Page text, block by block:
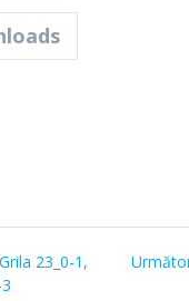
Articolul
Grila 23_0-1,